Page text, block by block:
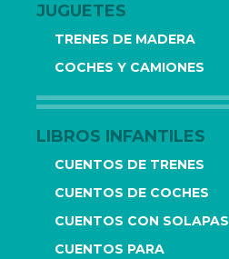
JUGUETES
TRENES DE MADERA
COCHES Y CAMIONES
LIBROS INFANTILES
CUENTOS DE TRENES
CUENTOS DE COCHES
CUENTOS CON SOLAPAS
CUENTOS PARA